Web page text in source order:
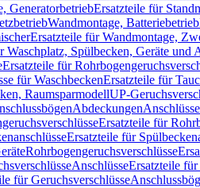
GeneratorbetriebErsatzteile für
Wandmontage, Batteriebetrieb
Ersatzteile für Wandmontage,
Waschplatz, Spülbecken, Geräte und
Ersatzteile für
für WaschbeckenErsatzteile für
RaumsparmodellUP-
AbdeckungenAnschlüsse
Ersatzteile für
Ersatzteile für
Rohrbogengeruchsverschlüsse
AnschlüsseErsatzteile
für Geruchsverschlüsse